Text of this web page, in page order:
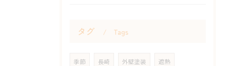
タグ Tags
季節 長崎 外壁塗装 遮熱